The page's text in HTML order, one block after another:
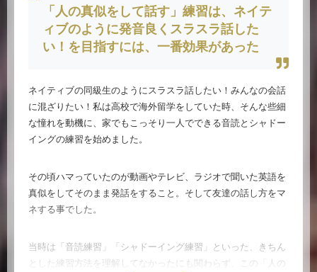
て、文章を丸暗記していて、その意味が分かっているのだから
別に理屈はどうでもいいわけです。
そんなんでいいのか、という疑問は全くありませんでした。
だからといって、英語がペラペラだったのかというと全くそん
なことはなく、当然英語力は中学校の教科書とBrit popの中に
留まっていました。
それでも、高校では、海外から招いた客員教授の授業はすべて
英語で行われていましたし、自分からも英語でコミュニケーシ
ョンしなければならない状況にもしばし陥りましたが、なんと
としては持ち合わせていないにしても、英語回路がある程度つ
「人の真似をして話す」練習は、ネイテ
ィブのように発音良くスラスラ話した
い！を目指すには、一番効果があった
ネイティブの同級生のようにスラスラ話したい！みんなの会話
に混ざりたい！私は高校で海外留学をしていた時、そんな些細
な憧れを動機に、家でもこっそり一人でできる音読とシャドー
イングの練習を始めました。
その頃ハマっていたのが動画やテレビ、ラジオで聞いた英語を
真似をしてそのまま発話をすること。そして友達の話し方をマ
ネする事でした。
当時は「音読練習」「シャドーイング練習」といった、きちん
とした練習方法を理解してなかったにも関わらず、この「人の